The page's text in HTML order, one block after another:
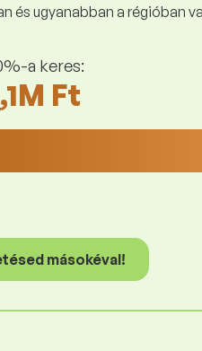
ugyanabban a régióban
a keres:
Ft
másokéval!